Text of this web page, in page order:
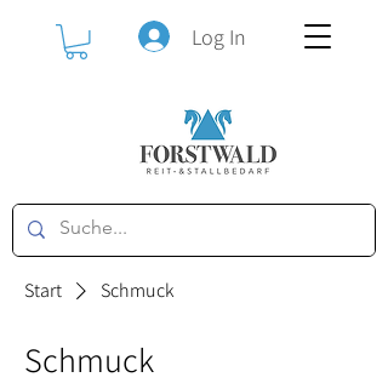
Log In
Start Schmuck
Schmuck